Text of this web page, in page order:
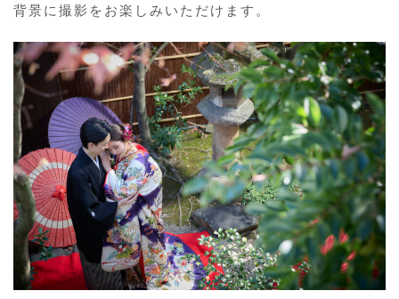
背景に撮影をお楽しみいただけます。